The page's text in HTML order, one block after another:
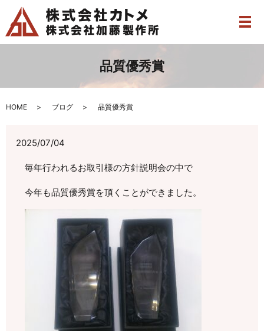
メ
品質優秀賞
HOME ブログ 品質優秀賞
2025/07/04
毎年行われるお取引様の方針説明会の中で
今年も品質優秀賞を頂くことができました。